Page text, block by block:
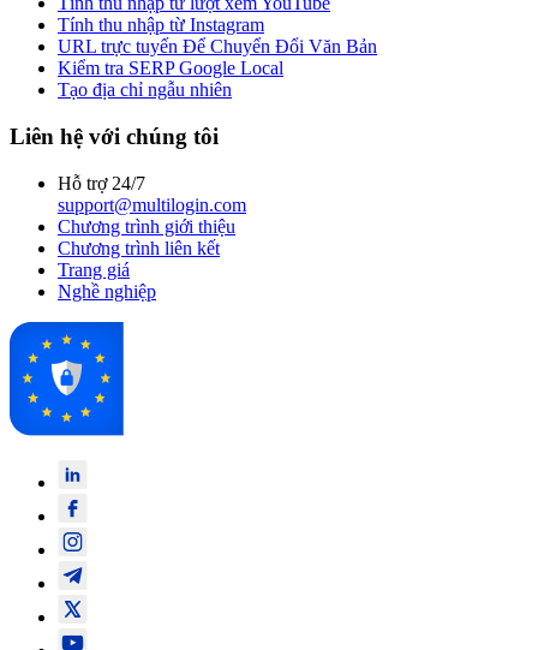
Tính thu nhập từ Instagram
URL trực tuyến Để Chuyển Đổi Văn Bản
Kiểm tra SERP Google Local
Tạo địa chỉ ngẫu nhiên
Liên hệ với chúng tôi
Hỗ trợ 24/7
support@multilogin.com
Chương trình giới thiệu
Chương trình liên kết
Trang giá
Nghề nghiệp